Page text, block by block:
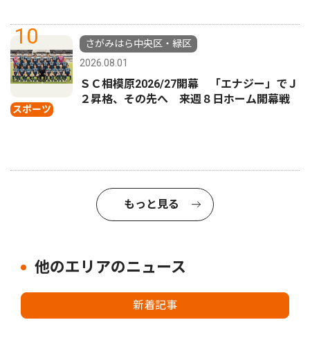
10
スポーツ
さがみはら中央区・緑区
2026.08.01
ＳＣ相模原2026/27開幕 「エナジー」でＪ
２昇格、その先へ 来週８日ホーム開幕戦
もっと見る
他のエリアのニュース
新着記事